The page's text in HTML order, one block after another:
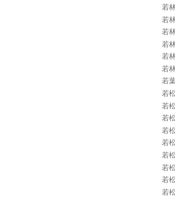
若
若
若
若
若
若
若
若
若
若
若
若
若
若
若
若